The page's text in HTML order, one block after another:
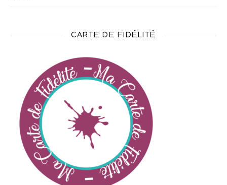
CARTE DE FIDÉLITÉ